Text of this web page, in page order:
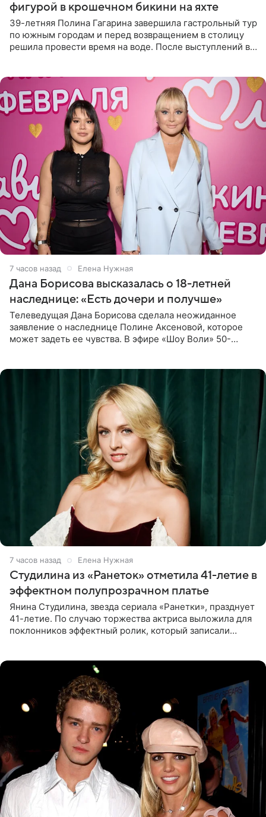
фигурой в крошечном бикини на яхте
39-летняя Полина Гагарина завершила гастрольный тур
по южным городам и перед возвращением в столицу
решила провести время на воде. После выступлений в
7 часов назад Елена Нужная
Дана Борисова высказалась о 18-летней
наследнице: «Есть дочери и получше»
Телеведущая Дана Борисова сделала неожиданное
заявление о наследнице Полине Аксеновой, которое
может задеть ее чувства. В эфире «Шоу Воли» 50-
7 часов назад Елена Нужная
Студилина из «Ранеток» отметила 41-летие в
эффектном полупрозрачном платье
Янина Студилина, звезда сериала «Ранетки», празднует
41-летие. По случаю торжества актриса выложила для
поклонников эффектный ролик, который записали